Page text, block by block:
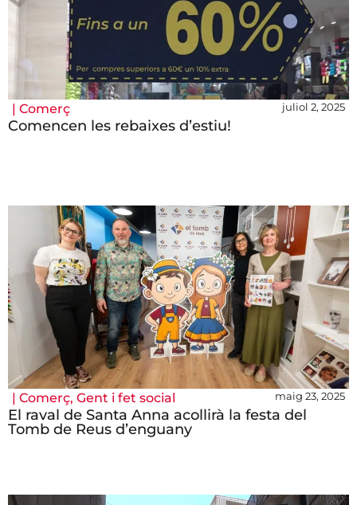
| Comerç juliol 2, 2025
Comencen les rebaixes d’estiu!
| Comerç, Gent i fet social maig 23, 2025
El raval de Santa Anna acollirà la festa del
Tomb de Reus d’enguany